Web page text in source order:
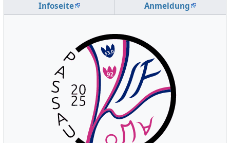
Infoseite Anmeldung